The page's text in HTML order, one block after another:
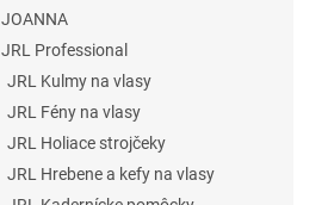
JOANNA
JRL Professional
JRL Kulmy na vlasy
JRL Fény na vlasy
JRL Holiace strojčeky
JRL Hrebene a kefy na vlasy